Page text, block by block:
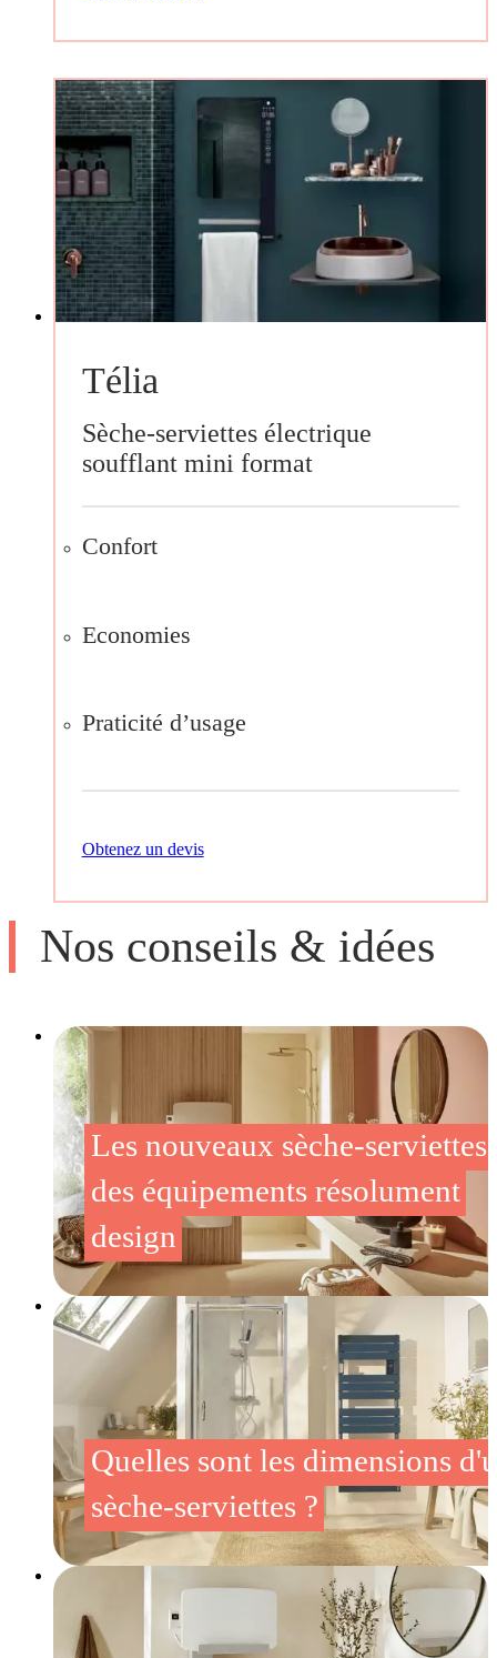
Télia
Sèche-serviettes électrique
soufflant mini format
Confort
Economies
Praticité d’usage
Obtenez un devis
Nos conseils & idées
Les nouveaux sèche-serviettes,
des équipements résolument
design
Quelles sont les dimensions
sèche-serviettes ?